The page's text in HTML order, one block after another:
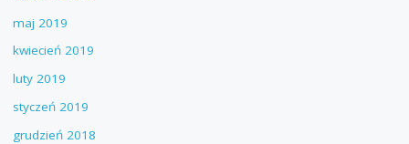
maj 2019
kwiecień 2019
luty 2019
styczeń 2019
grudzień 2018